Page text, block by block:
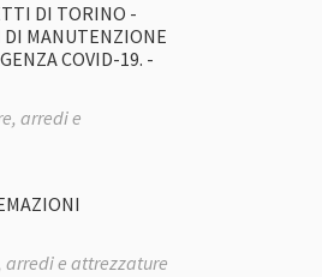
DI TORINO -
DI MANUTENZIONE
COVID-19. -
arredi e
e attrezzature